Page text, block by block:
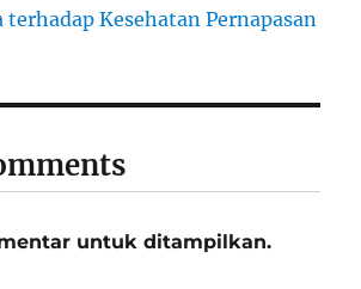
terhadap Kesehatan Pernapasan
untuk ditampilkan.